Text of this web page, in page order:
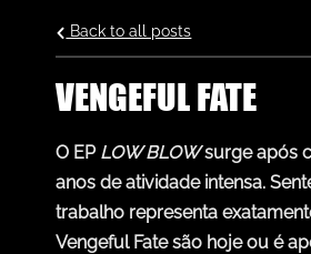
Back to all posts
VENGEFUL FATE
O EP LOW BLOWsurge após
anos de atividade intensa.
trabalho representa
Vengeful Fate são hoje ou é